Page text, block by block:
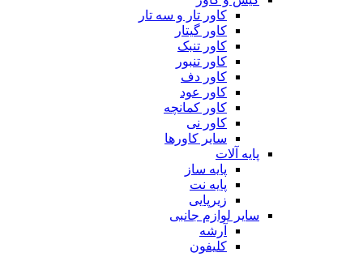
کاور تار و سه تار
کاور گیتار
کاور تنبک
کاور تنبور
کاور دف
کاور عود
کاور کمانچه
کاور نی
سایر کاورها
پایه آلات
پایه ساز
پایه نت
زیرپایی
سایر لوازم جانبی
آرشه
کلیفون